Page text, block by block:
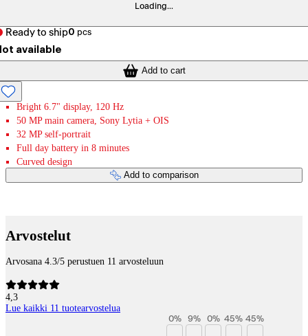
Loading...
Ready to ship0 pcs
available
Add to cart
Bright 6.7" display, 120 Hz
50 MP main camera, Sony Lytia + OIS
32 MP self-portrait
Full day battery in 8 minutes
Curved design
Add to comparison
Arvostelut
Arvosana 4.3/5 perustuen 11 arvosteluun
4,3
Lue kaikki 11 tuotearvostelua
0% 9% 0% 45% 45%